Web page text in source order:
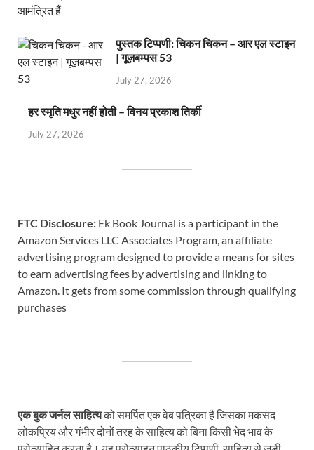
पुस्तक टिप्पणी: चिकन चिकन – आर एल स्टाइन
| गूज़बम्पस 53
July 27, 2026
हर स्मृति मधुर नहीं होती – विनय प्रकाश तिर्की
July 27, 2026
FTC Disclosure: Ek Book Journal is a participant in the
Amazon Services LLC Associates Program, an affiliate
advertising program designed to provide a means for sites
to earn advertising fees by advertising and linking to
Amazon. It gets from some commission through qualifying
purchases
एक बुक जर्नल साहित्यको समर्पित एक वेब पत्रिका है जिसका मकसद
लोकप्रिय और गंभीर दोनों तरह के साहित्य को बिना किसी भेद भाव के